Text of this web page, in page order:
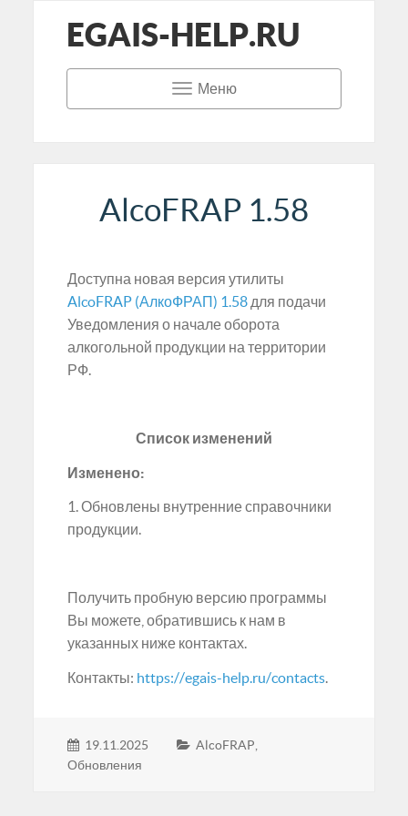
EGAIS-HELP.RU
Меню
AlcoFRAP 1.58
Доступна новая версия утилиты
AlcoFRAP (АлкоФРАП) 1.58 для подачи
Уведомления о начале оборота
алкогольной продукции на территории
РФ.
Список изменений
Изменено:
1. Обновлены внутренние справочники
продукции.
Получить пробную версию программы
Вы можете, обратившись к нам в
указанных ниже контактах.
Контакты: https://egais-help.ru/contacts.
19.11.2025 AlcoFRAP
Обновления